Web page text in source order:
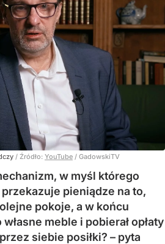
/ Źródło: YouTube / GadowskiTV
w myśl którego
pieniądze na to,
pokoje, a w końcu
meble i pobierał opłaty
siebie posiłki? – pyta